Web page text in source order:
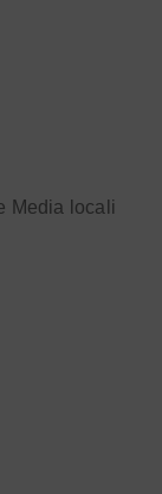
Media locali